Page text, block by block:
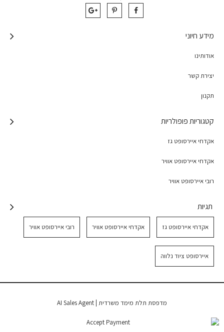
מידע חיוני
אודותינו
יצירת קשר
תקנון
קטגוריות פופולריות
אקדחי איירסופט גז
אקדחי איירסופט אוויר
רובי איירסופט אוויר
תגיות
אקדחי איירסופט גז אקדחי איירסופט אוויר רובי איירסופט אוויר
איירסופט ציוד נלווה
מדפסת תלת מימד משרדית |
AI Sales Agent